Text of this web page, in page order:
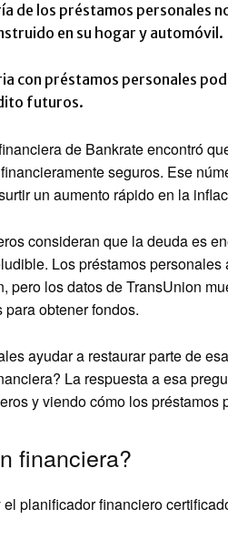
de los préstamos personales
en su hogar y automóvil.
con préstamos personales
futuros.
de Bankrate encontró
seguros. Ese
un aumento rápido en la
consideran que la deuda es
Los préstamos
pero los datos de TransUnion
obtener fondos.
ayudar a restaurar parte de
La respuesta a esa
y viendo cómo los
financiera?
planificador financiero